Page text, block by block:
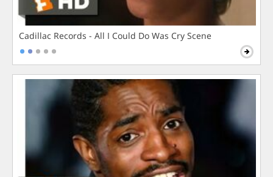
Cadillac Records - All I Could Do Was Cry Scene